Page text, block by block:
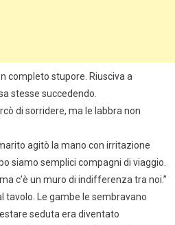
completo stupore. Riusciva a
stesse succedendo.
di sorridere, ma le labbra non
agitò la mano con irritazione
siamo semplici compagni di viaggio.
c’è un muro di indifferenza tra noi.”
tavolo. Le gambe le sembravano
seduta era diventato